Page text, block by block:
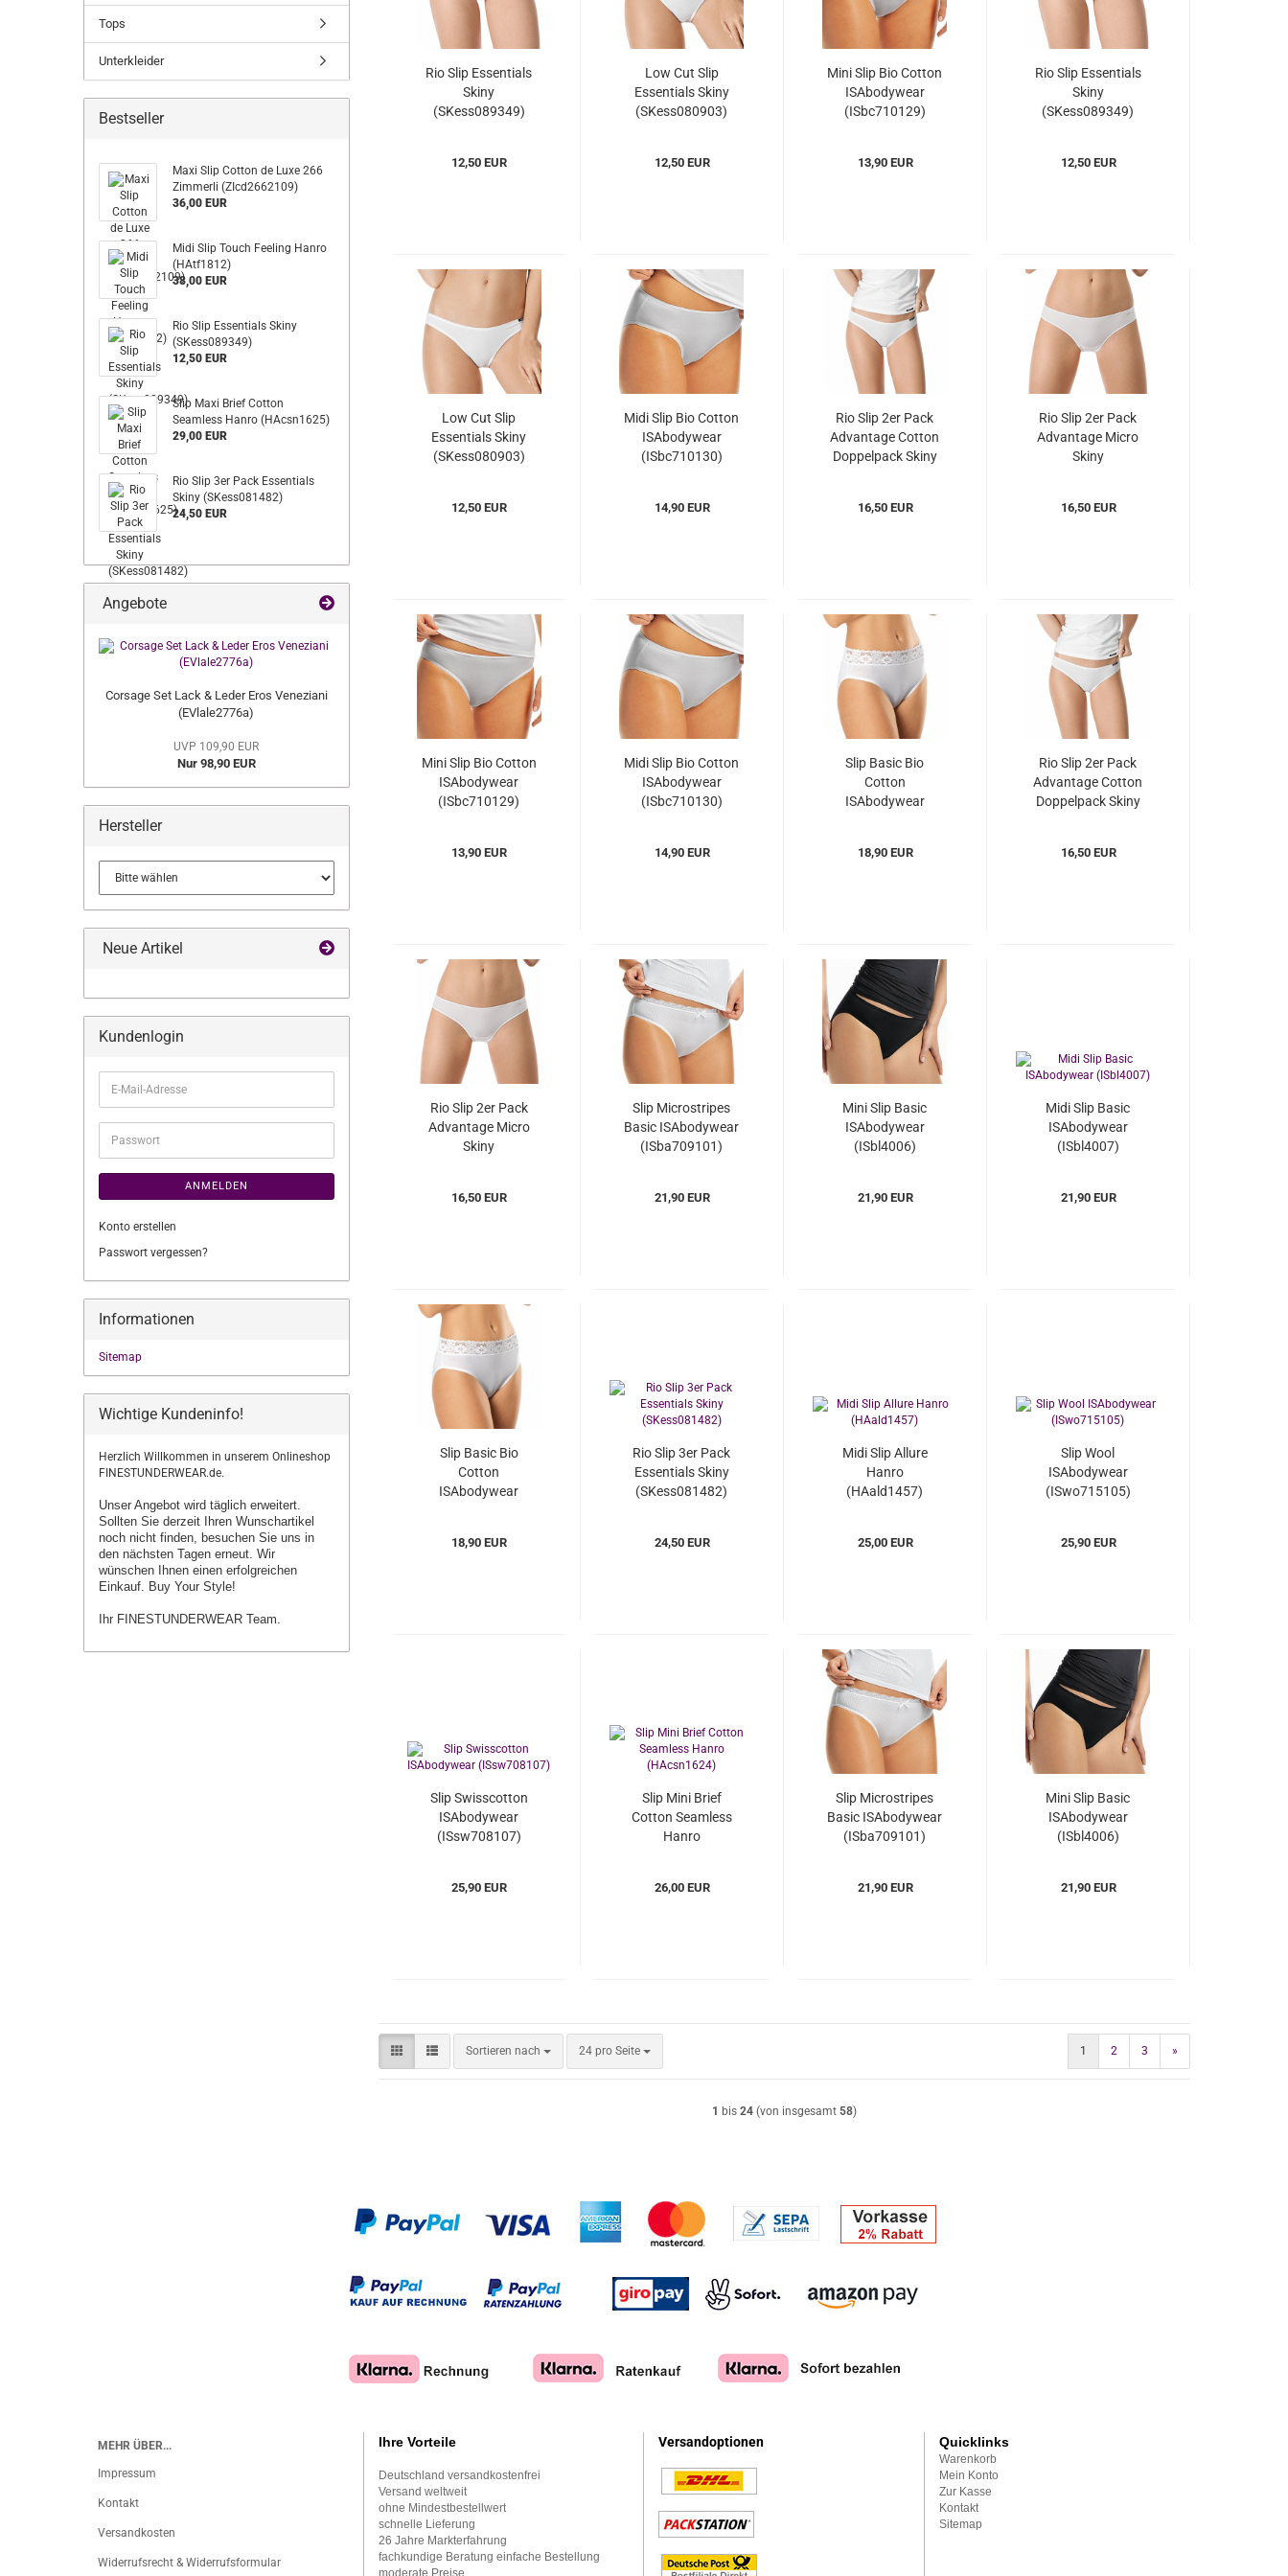
Rio Slip Essentials
Skiny
(SKess089349)
12,50 EUR
Low Cut Slip
Essentials Skiny
(SKess080903)
12,50 EUR
Mini Slip Bio Cotton
ISAbodywear
(ISbc710129)
13,90 EUR
Rio Slip Essentials
Skiny
(SKess089349)
12,50 EUR
Low Cut Slip
Essentials Skiny
(SKess080903)
12,50 EUR
Midi Slip Bio Cotton
ISAbodywear
(ISbc710130)
14,90 EUR
Rio Slip 2er Pack
Advantage Cotton
Doppelpack Skiny
16,50 EUR
Rio Slip 2er Pack
Advantage Micro
Skiny
16,50 EUR
Mini Slip Bio Cotton
ISAbodywear
(ISbc710129)
13,90 EUR
Midi Slip Bio Cotton
ISAbodywear
(ISbc710130)
14,90 EUR
Slip Basic Bio
Cotton
ISAbodywear
18,90 EUR
Rio Slip 2er Pack
Advantage Cotton
Doppelpack Skiny
16,50 EUR
Rio Slip 2er Pack
Advantage Micro
Skiny
16,50 EUR
Slip Microstripes
Basic ISAbodywear
(ISba709101)
21,90 EUR
Mini Slip Basic
ISAbodywear
(ISbl4006)
21,90 EUR
Midi Slip Basic
ISAbodywear
(ISbl4007)
21,90 EUR
Slip Basic Bio
Cotton
ISAbodywear
18,90 EUR
Rio Slip 3er Pack
Essentials Skiny
(SKess081482)
24,50 EUR
Midi Slip Allure
Hanro
(HAald1457)
25,00 EUR
Slip Wool
ISAbodywear
(ISwo715105)
25,90 EUR
Slip Swisscotton
ISAbodywear
(ISsw708107)
25,90 EUR
Slip Mini Brief
Cotton Seamless
Hanro
26,00 EUR
Slip Microstripes
Basic ISAbodywear
(ISba709101)
21,90 EUR
Mini Slip Basic
ISAbodywear
(ISbl4006)
21,90 EUR
Sortieren nach
Sortieren nach 24 pro Seite
pro Seite 1 2 3 »
1 bis 24(von insgesamt 58)
Tops
Unterkleider
Bestseller
Maxi Slip Cotton de Luxe 266
Zimmerli (ZIcd2662109)
36,00 EUR
Midi Slip Touch Feeling Hanro
(HAtf1812)
38,00 EUR
Rio Slip Essentials Skiny
(SKess089349)
12,50 EUR
Slip Maxi Brief Cotton
Seamless Hanro (HAcsn1625)
29,00 EUR
Rio Slip 3er Pack Essentials
Skiny (SKess081482)
24,50 EUR
Angebote
Corsage Set Lack & Leder Eros Veneziani
(EVlale2776a)
UVP 109,90 EUR
Nur 98,90 EUR
Hersteller
Neue Artikel
Kundenlogin
E-
Mail-
Adresse
Passwort
ANMELDEN
Konto erstellen
Passwort vergessen?
Informationen
Sitemap
Wichtige Kundeninfo!
Herzlich Willkommen in unserem Onlineshop
FINESTUNDERWEAR.de.
Unser Angebot wird täglich erweitert.
Sollten Sie derzeit Ihren Wunschartikel
noch nicht finden, besuchen Sie uns in
den nächsten Tagen erneut. Wir
wünschen Ihnen einen erfolgreichen
Einkauf. Buy Your Style!
Ihr FINESTUNDERWEAR Team.
MEHR ÜBER...
Impressum
Kontakt
Versandkosten
Widerrufsrecht & Widerrufsformular
Ihre Vorteile
Deutschland versandkostenfrei
Versand weltweit
ohne Mindestbestellwert
schnelle Lieferung
26 Jahre Markterfahrung
fachkundige Beratung einfache Bestellung
moderate Preise
Versandoptionen Quicklinks
Warenkorb
Mein Konto
Zur Kasse
Kontakt
Sitemap